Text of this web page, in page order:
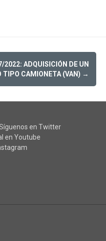
2022: ADQUISICIÓN DE UN
TIPO CAMIONETA (VAN) →